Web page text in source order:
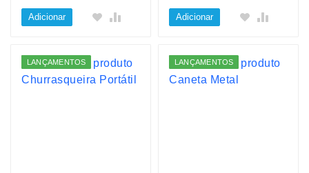
Adicionar Adicionar
LANÇAMENTOS LANÇAMENTOS